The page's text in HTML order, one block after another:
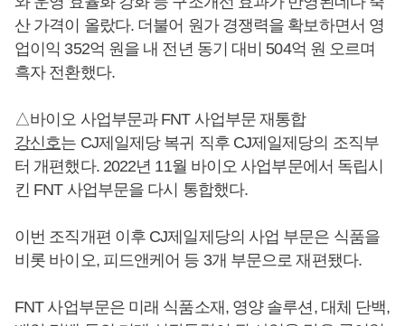
산 가격이 올랐다. 더불어 원가 경쟁력을 확보하면서 영
업이익 352억 원을 내 전년 동기 대비 504억 원 오르며
흑자 전환했다.
△바이오 사업부문과 FNT 사업부문 재통합
강신호는 CJ제일제당 복귀 직후 CJ제일제당의 조직부
터 개편했다. 2022년 11월 바이오 사업부문에서 독립시
킨 FNT 사업부문을 다시 통합했다.
이번 조직개편 이후 CJ제일제당의 사업 부문은 식품을
비롯 바이오, 피드앤케어 등 3개 부문으로 재편됐다.
FNT 사업부문은 미래 식품소재, 영양 솔루션, 대체 단백,